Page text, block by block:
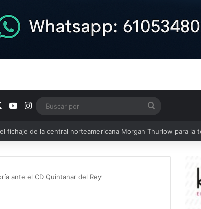
YouTube
Instagram
talento de la comarca
ante el CD Quintanar del Rey